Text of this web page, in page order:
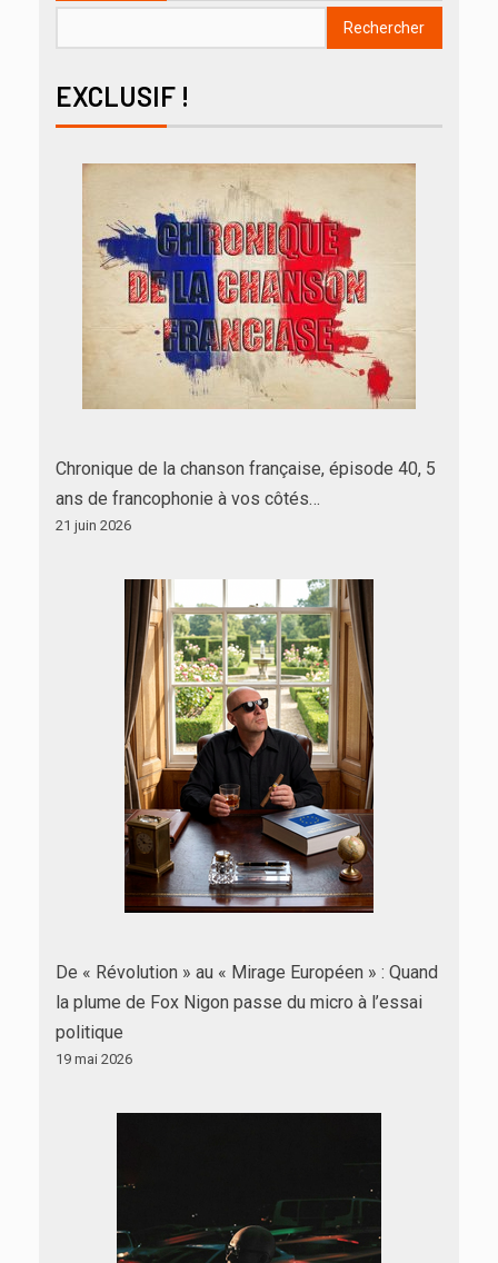
Rechercher
EXCLUSIF !
Chronique de la chanson française, épisode 40, 5
ans de francophonie à vos côtés…
21 juin 2026
De « Révolution » au « Mirage Européen » : Quand
la plume de Fox Nigon passe du micro à l’essai
politique
19 mai 2026